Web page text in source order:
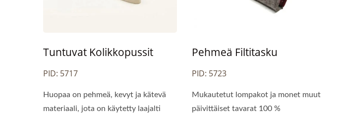
Tuntuvat Kolikkopussit
PID: 5717
Huopaa on pehmeä, kevyt ja kätevä
materiaali, jota on käytetty laajalti
Pehmeä Filtitasku
PID: 5723
Mukautetut lompakot ja monet muut
päivittäiset tavarat 100 %